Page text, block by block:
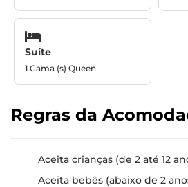
Suíte
1 Cama (s) Queen
Regras da
Aceita crianças (de 2 até 12
Aceita bebês (abaixo de 2